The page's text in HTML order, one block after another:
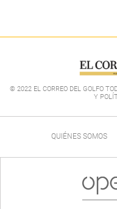
© 2022 EL CORREO DEL GOLFO
Y
QUIÉNES SOMOS